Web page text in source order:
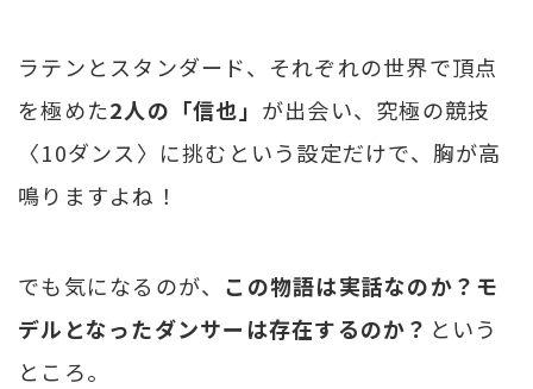
ラテンとスタンダード、それぞれの世界で頂点
を極めた2人の「信也」 が出会い、究極の競技
〈10ダンス〉に挑むという設定だけで、胸が高
鳴りますよね！
でも気になるのが、 この物語は実話なのか？モ
デルとなったダンサーは存在するのか？ という
ところ。